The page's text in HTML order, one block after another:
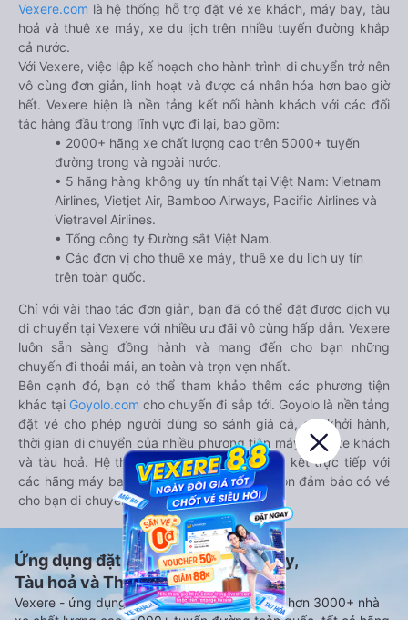
Vexere.com là hệ thống hỗ trợ đặt vé xe khách, máy bay, tàu
hoả và thuê xe máy, xe du lịch trên nhiều tuyến đường khắp
cả nước.
Với Vexere, việc lập kế hoạch cho hành trình di chuyển trở nên
vô cùng đơn giản, linh hoạt và được cá nhân hóa hơn bao giờ
hết. Vexere hiện là nền tảng kết nối hành khách với các đối
tác hàng đầu trong lĩnh vực đi lại, bao gồm:
• 2000+ hãng xe chất lượng cao trên 5000+ tuyến
đường trong và ngoài nước.
• 5 hãng hàng không uy tín nhất tại Việt Nam: Vietnam
Airlines, Vietjet Air, Bamboo Airways, Pacific Airlines và
Vietravel Airlines.
• Tổng công ty Đường sắt Việt Nam.
• Các đơn vị cho thuê xe máy, thuê xe du lịch uy tín
trên toàn quốc.
Chỉ với vài thao tác đơn giản, bạn đã có thể đặt được dịch vụ
di chuyển tại Vexere với nhiều ưu đãi vô cùng hấp dẫn. Vexere
luôn sẵn sàng đồng hành và mang đến cho bạn những
chuyến đi thoải mái, an toàn và trọn vẹn nhất.
Bên cạnh đó, bạn có thể tham khảo thêm các phương tiện
khác tại Goyolo.com cho chuyến đi sắp tới. Goyolo là nền tảng
đặt vé cho phép người dùng so sánh giá cả, giờ khởi hành,
thời gian di chuyển của nhiều phương tiện máy bay, xe khách
và tàu hoả. Hệ thống của Goyolo được liên kết trực tiếp với
các hãng máy bay, xe khách và tàu hoả, luôn đảm bảo có vé
cho bạn di chuyển.
Ứng dụng đặt vé Xe khách, Máy bay,
Tàu hoả và Thuê xe
Vexere - ứng dụng đặt vé đa phương tiện với hơn 3000+ nhà